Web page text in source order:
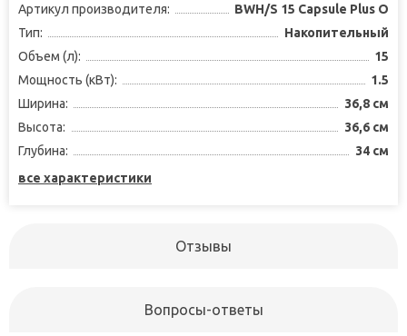
Артикул производителя:
BWH/S 15 Capsule Plus O
Тип:
Накопительный
Объем (л):
15
Мощность (кВт):
1.5
Ширина:
36,8 см
Высота:
36,6 см
Глубина:
34 см
все характеристики
Отзывы
Вопросы-ответы